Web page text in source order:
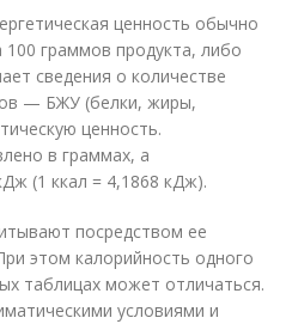
ценность обычно
100 граммов продукта, либо
сведения о количестве
— БЖУ (белки, жиры,
ценность.
в граммах, а
(1 ккал = 4,1868 кДж).
посредством ее
этом калорийность одного
таблицах может отличаться.
условиями и